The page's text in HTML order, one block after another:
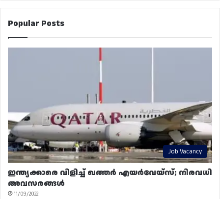
Popular Posts
Job Vacancy
ഇന്ത്യക്കാരെ വിളിച്ച് ഖത്തർ എയർവേയ്‌സ്; നിരവധി
അവസരങ്ങൾ
11/09/2022